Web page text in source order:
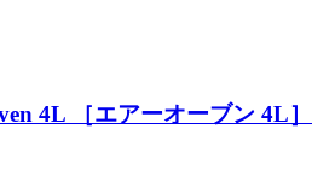
4L ［エアーオーブン 4L］